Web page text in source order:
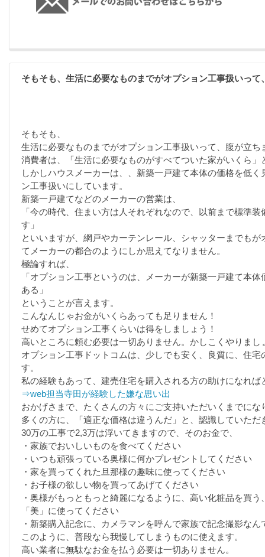
そもそも、生活に必要なものまでがオプション工事扱いって
そもそも、
生活に必要なものまでがオプション工事扱いって、腹が立ち
消費者は、「生活に必要なものがすべてついた家がいくら
しかしハウスメーカーは、、新築一戸建て本体の価格を低
ン工事扱いにしています。
新築一戸建てなどのメーカーの営業は、
「今の時代、住まい方は人それぞれなので、以前まで標準
す」
といいますが、網戸やカーテンレール、シャッターまでも
てメーカーの都合のようにしか思えてなりません。
極論すれば、
「オプション工事というのは、メーカーが新築一戸建て本
ある」
ということが言えます。
こんなんじゃお金がいくらあっても足りません！
せめてオプション工事くらいは得をしましょう！
高いところに頼む必要は一切ありません。かしこくやりまし
オプション工事ドットコムは、少しでも安く、良質に、住
す。
私の経験もあって、建売住宅を購入される方の助けになれ
⇒web担当寺田が経験した嫌な思い出
おかげさまで、たくさんの方々にご支持いただいくまでにな
多くの方に、「適正な価格は違うんだ」と、認識していただ
30万の工事で2,3万は浮いてきますので、そのお金で、
・家族でおいしいものを食べてください
・いつも頑張っている奥様に何かプレゼントしてください
・家を買ってくれた旦那様の趣味に使ってください
・お子様の欲しい物を買ってあげてください
・奥様がもっともっと綺麗になるように、高い化粧品を買
「美」に使ってください
・新築購入記念に、カメラマンを呼んで家族で記念撮影なん
このように、普段なら我慢してしまうものに使えます。
高い業者に無駄なお金を払う必要は一切ありません。